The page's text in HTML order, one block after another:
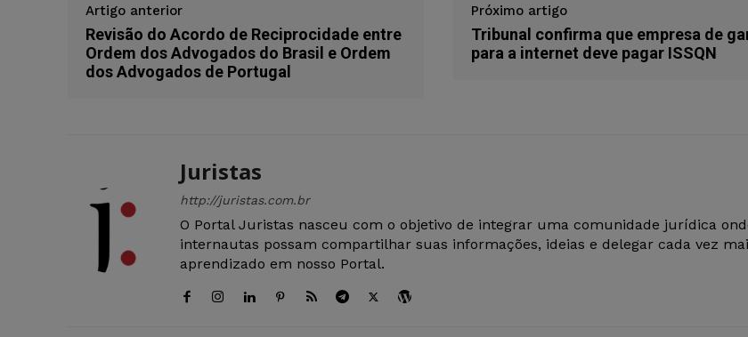
Artigo anterior
Revisão do Acordo de Reciprocidade entre
Ordem dos Advogados do Brasil e Ordem
dos Advogados de Portugal
Próximo artigo
Tribunal confirma que empresa de
para a internet deve pagar ISSQN
Juristas
http://juristas.com.br
O Portal Juristas nasceu com o objetivo de integrar uma comunidade jurídica
internautas possam compartilhar suas informações, ideias e delegar cada vez
aprendizado em nosso Portal.